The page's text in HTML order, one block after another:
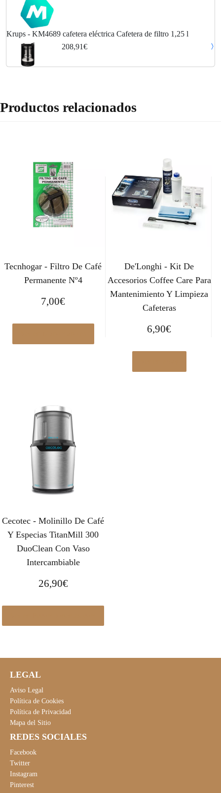
Krups - KM4689 cafetera eléctrica Cafetera de filtro 1,25 l
208,91€
Productos relacionados
Tecnhogar - Filtro De Café
Permanente Nº4
7,00€
De'Longhi - Kit De
Accesorios Coffee Care Para
Mantenimiento Y Limpieza
Cafeteras
6,90€
Cecotec - Molinillo De Café
Y Especias TitanMill 300
DuoClean Con Vaso
Intercambiable
26,90€
LEGAL
Aviso Legal
Política de Cookies
Política de Privacidad
Mapa del Sitio
REDES SOCIALES
Facebook
Twitter
Instagram
Pinterest